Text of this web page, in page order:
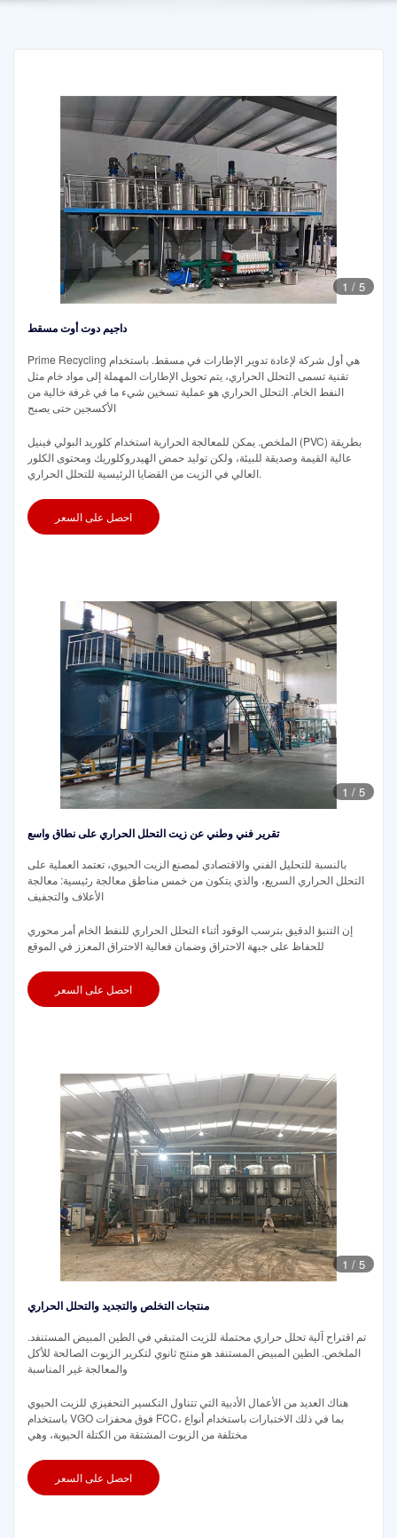
1 / 5
داجيم دوت أوت مسقط
Prime Recycling هي أول شركة لإعادة تدوير الإطارات في مسقط. باستخدام
تقنية تسمى التحلل الحراري، يتم تحويل الإطارات المهملة إلى مواد خام مثل
النفط الخام. التحلل الحراري هو عملية تسخين شيء ما في غرفة خالية من
الأكسجين حتى يصبح
الملخص. يمكن للمعالجة الحرارية استخدام كلوريد البولي فينيل (PVC) بطريقة
عالية القيمة وصديقة للبيئة، ولكن توليد حمض الهيدروكلوريك ومحتوى الكلور
العالي في الزيت من القضايا الرئيسية للتحلل الحراري.
احصل على السعر
1 / 5
تقرير فني وطني عن زيت التحلل الحراري على نطاق واسع
بالنسبة للتحليل الفني والاقتصادي لمصنع الزيت الحيوي، تعتمد العملية على
التحلل الحراري السريع، والذي يتكون من خمس مناطق معالجة رئيسية: معالجة
الأعلاف والتجفيف
إن التنبؤ الدقيق بترسب الوقود أثناء التحلل الحراري للنفط الخام أمر محوري
للحفاظ على جبهة الاحتراق وضمان فعالية الاحتراق المعزز في الموقع
احصل على السعر
1 / 5
منتجات التخلص والتجديد والتحلل الحراري
تم اقتراح آلية تحلل حراري محتملة للزيت المتبقي في الطين المبيض المستنفد.
الملخص. الطين المبيض المستنفد هو منتج ثانوي لتكرير الزيوت الصالحة للأكل
والمعالجة غير المناسبة
هناك العديد من الأعمال الأدبية التي تتناول التكسير التحفيزي للزيت الحيوي
باستخدام VGO فوق محفزات FCC، بما في ذلك الاختبارات باستخدام أنواع
مختلفة من الزيوت المشتقة من الكتلة الحيوية، وهي
احصل على السعر